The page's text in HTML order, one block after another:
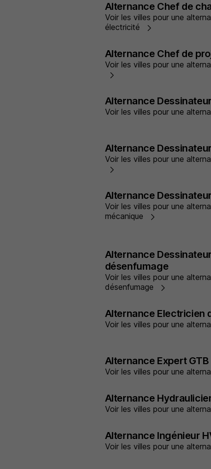
Alternance Chef de
Voir les villes pour une
électricité
Alternance Chef de
Voir les villes pour une
Alternance
Voir les villes pour une
Alternance
Voir les villes pour une
Alternance
Voir les villes pour une
mécanique
Alternance
désenfumage
Voir les villes pour une
désenfumage
Alternance Electricien
Voir les villes pour une
Alternance Expert GTB
Voir les villes pour une
Alternance
Voir les villes pour une
Alternance Ingénieur
Voir les villes pour une